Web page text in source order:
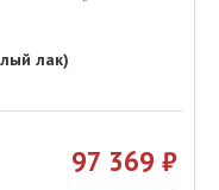
лак)
97 369